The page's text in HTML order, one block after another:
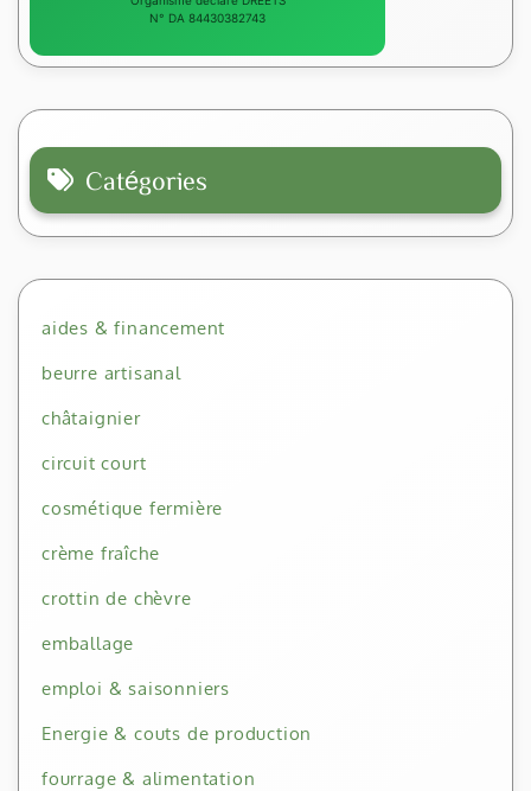
N° DA 84430382743
Catégories
aides & financement
beurre artisanal
châtaignier
circuit court
cosmétique fermière
crème fraîche
crottin de chèvre
emballage
emploi & saisonniers
Energie & couts de production
fourrage & alimentation